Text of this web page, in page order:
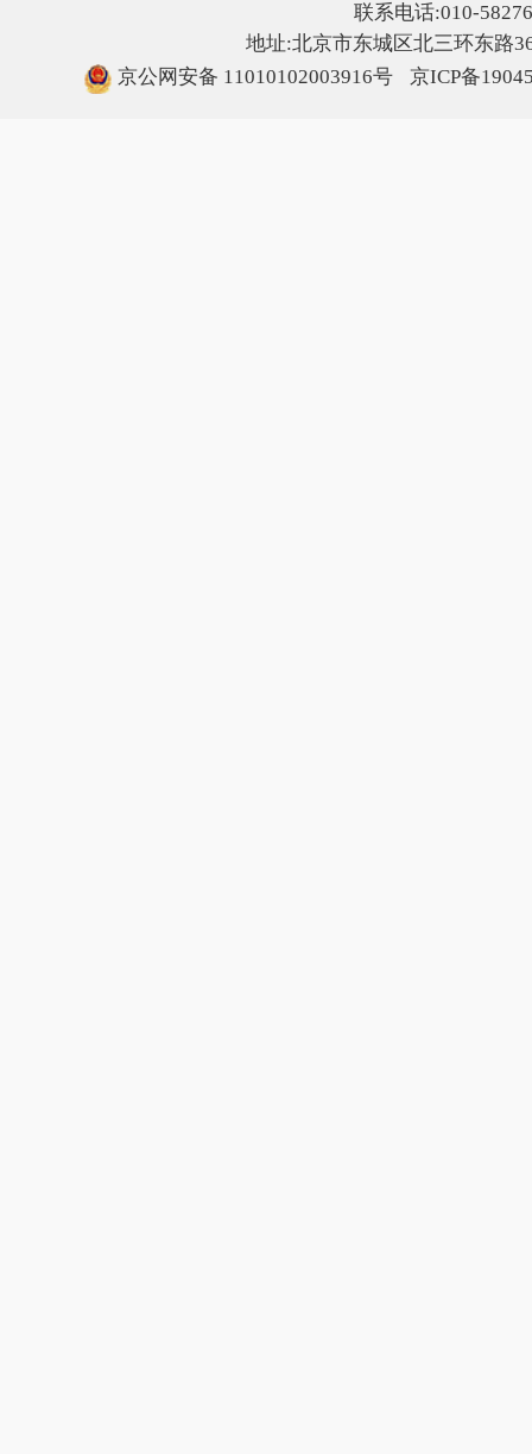
联系电话:010-
地址:北京市东城区北三环东路
京公网安备 11010102003916号
京ICP备